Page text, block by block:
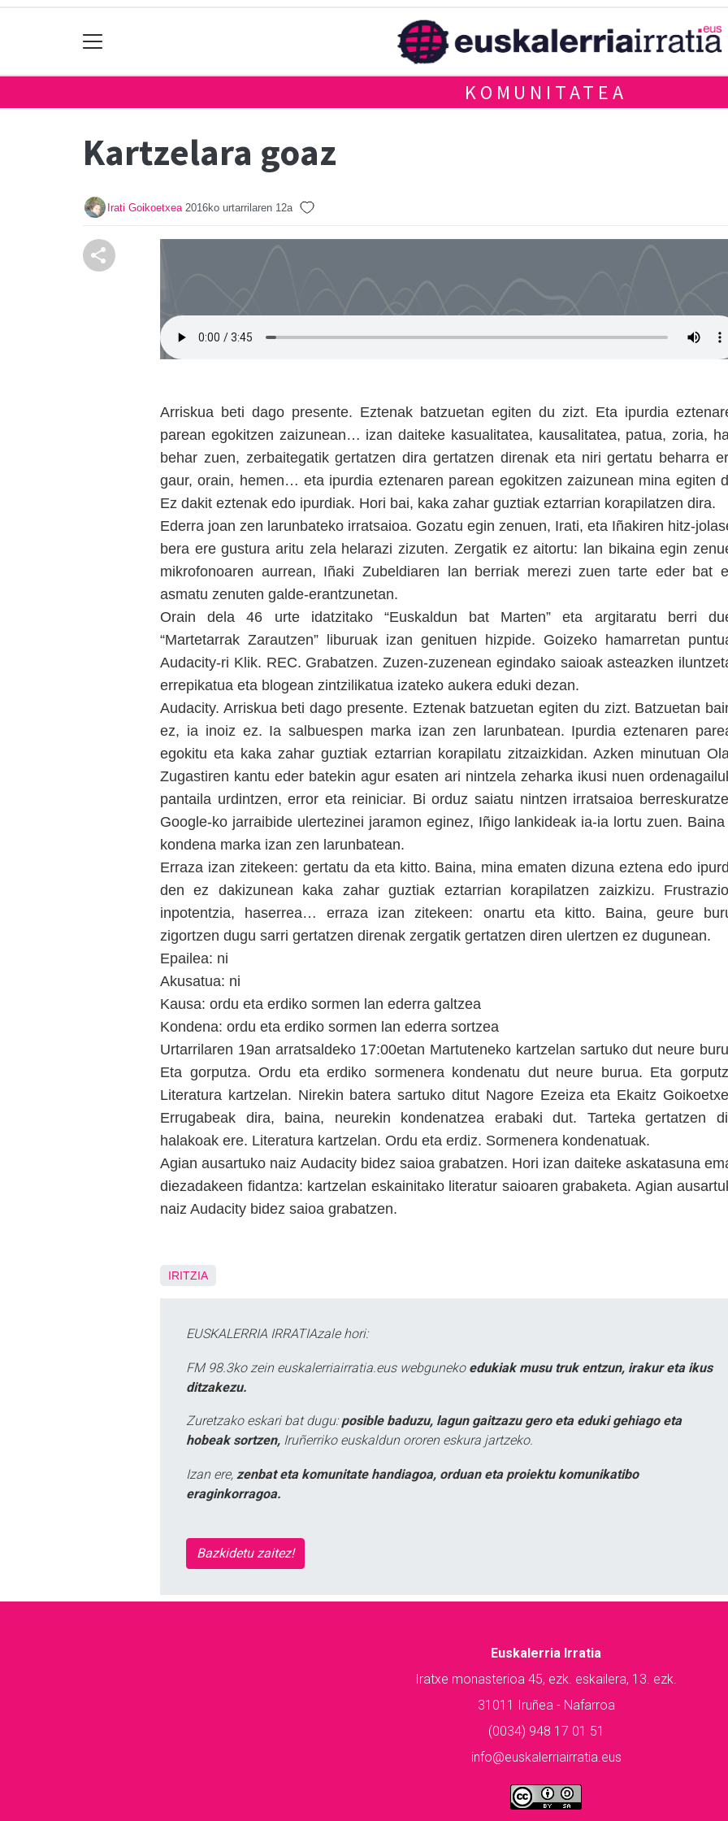
KOMUNITATEA
Kartzelara goaz
Irati Goikoetxea 2016ko urtarrilaren 12a
Arriskua beti dago presente. Eztenak batzuetan egiten du zizt. Eta ipurdia
parean egokitzen zaizunean… izan daiteke kasualitatea, kausalitatea, patua, zoria,
behar zuen, zerbaitegatik gertatzen dira gertatzen direnak eta niri gertatu beharra
gaur, orain, hemen… eta ipurdia eztenaren parean egokitzen zaizunean mina egiten
Ez dakit eztenak edo ipurdiak. Hori bai, kaka zahar guztiak eztarrian korapilatzen dira.
Ederra joan zen larunbateko irratsaioa. Gozatu egin zenuen, Irati, eta Iñakiren hitz-
bera ere gustura aritu zela helarazi zizuten. Zergatik ez aitortu: lan bikaina egin
mikrofonoaren aurrean, Iñaki Zubeldiaren lan berriak merezi zuen tarte eder bat
asmatu zenuten galde-erantzunetan.
Orain dela 46 urte idatzitako “Euskaldun bat Marten” eta argitaratu berri
“Martetarrak Zarautzen” liburuak izan genituen hizpide. Goizeko hamarretan
Audacity-ri Klik. REC. Grabatzen. Zuzen-zuzenean egindako saioak asteazken
errepikatua eta blogean zintzilikatua izateko aukera eduki dezan.
Audacity. Arriskua beti dago presente. Eztenak batzuetan egiten du zizt. Batzuetan
ez, ia inoiz ez. Ia salbuespen marka izan zen larunbatean. Ipurdia eztenaren
egokitu eta kaka zahar guztiak eztarrian korapilatu zitzaizkidan. Azken minutuan
Zugastiren kantu eder batekin agur esaten ari nintzela zeharka ikusi nuen
pantaila urdintzen, error eta reiniciar. Bi orduz saiatu nintzen irratsaioa
Google-ko jarraibide ulertezinei jaramon eginez, Iñigo lankideak ia-ia lortu zuen.
kondena marka izan zen larunbatean.
Erraza izan zitekeen: gertatu da eta kitto. Baina, mina ematen dizuna eztena edo
den ez dakizunean kaka zahar guztiak eztarrian korapilatzen zaizkizu.
inpotentzia, haserrea… erraza izan zitekeen: onartu eta kitto. Baina, geure
zigortzen dugu sarri gertatzen direnak zergatik gertatzen diren ulertzen ez dugunean.
Epailea: ni
Akusatua: ni
Kausa: ordu eta erdiko sormen lan ederra galtzea
Kondena: ordu eta erdiko sormen lan ederra sortzea
Urtarrilaren 19an arratsaldeko 17:00etan Martuteneko kartzelan sartuko dut neure
Eta gorputza. Ordu eta erdiko sormenera kondenatu dut neure burua. Eta
Literatura kartzelan. Nirekin batera sartuko ditut Nagore Ezeiza eta Ekaitz
Errugabeak dira, baina, neurekin kondenatzea erabaki dut. Tarteka gertatzen
halakoak ere. Literatura kartzelan. Ordu eta erdiz. Sormenera kondenatuak.
Agian ausartuko naiz Audacity bidez saioa grabatzen. Hori izan daiteke askatasuna
diezadakeen fidantza: kartzelan eskainitako literatur saioaren grabaketa. Agian
naiz Audacity bidez saioa grabatzen.
IRITZIA
EUSKALERRIA IRRATIAzale hori:
FM 98.3ko zein euskalerriairratia.eus webguneko edukiak musu truk entzun, irakur eta ikus
ditzakezu.
Zuretzako eskari bat dugu: posible baduzu, lagun gaitzazu gero eta eduki gehiago eta
hobeak sortzen, Iruñerriko euskaldun ororen eskura jartzeko.
Izan ere, zenbat eta komunitate handiagoa, orduan eta proiektu komunikatibo
eraginkorragoa.
Bazkidetu zaitez!
Euskalerria Irratia
Iratxe monasterioa 45, ezk. eskailera, 13. ezk.
31011 Iruñea - Nafarroa
(0034) 948 17 01 51
info@euskalerriairratia.eus